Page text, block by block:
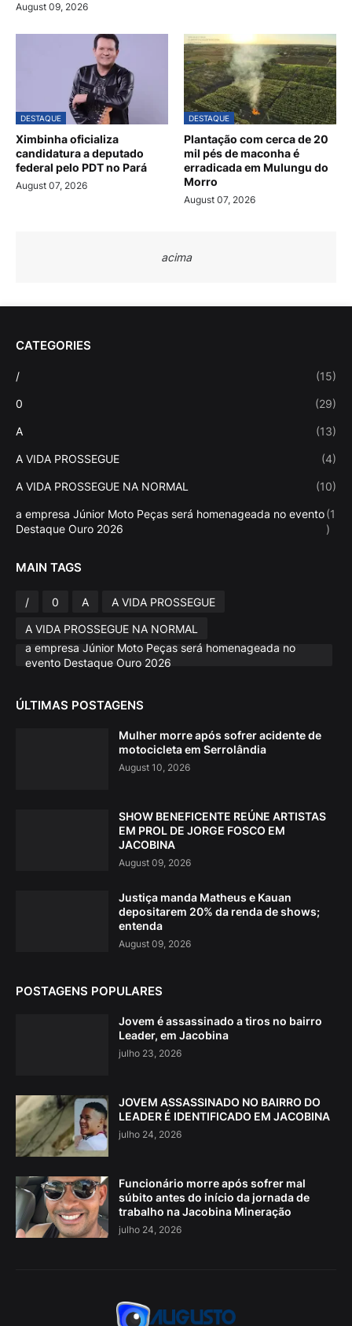
August 09, 2026
DESTAQUE
Ximbinha oficializa
candidatura a deputado
federal pelo PDT no Pará
August 07, 2026
DESTAQUE
Plantação com cerca de 20
mil pés de maconha é
erradicada em Mulungu do
Morro
August 07, 2026
acima
CATEGORIES
/ (15)
0 (29)
A (13)
A VIDA PROSSEGUE (4)
A VIDA PROSSEGUE NA NORMAL (10)
a empresa Júnior Moto Peças será homenageada no evento
Destaque Ouro 2026
(1
)
MAIN TAGS
/ 0 A
A VIDA PROSSEGUE
A VIDA PROSSEGUE NA NORMAL
a empresa Júnior Moto Peças será homenageada no
evento Destaque Ouro 2026
ÚLTIMAS POSTAGENS
Mulher morre após sofrer acidente de
motocicleta em Serrolândia
August 10, 2026
SHOW BENEFICENTE REÚNE ARTISTAS
EM PROL DE JORGE FOSCO EM
JACOBINA
August 09, 2026
Justiça manda Matheus e Kauan
depositarem 20% da renda de shows;
entenda
August 09, 2026
POSTAGENS POPULARES
Jovem é assassinado a tiros no bairro
Leader, em Jacobina
julho 23, 2026
JOVEM ASSASSINADO NO BAIRRO DO
LEADER É IDENTIFICADO EM JACOBINA
julho 24, 2026
Funcionário morre após sofrer mal
súbito antes do início da jornada de
trabalho na Jacobina Mineração
julho 24, 2026